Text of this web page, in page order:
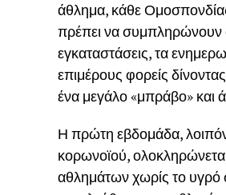
άθλημα, κάθε
πρέπει να συμπληρώνουν
εγκαταστάσεις, τα
επιμέρους φορείς
ένα μεγάλο «μπράβο» και
Η πρώτη εβδομάδα,
κορωνοϊού,
αθλημάτων χωρίς το υγρό